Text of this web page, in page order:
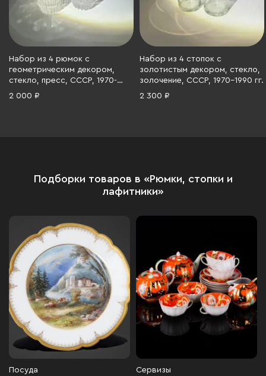
Набор из 4 рюмок с
геометрическим декором,
стекло, пресс, СССР, 1970-
1990 гг.
2 000 ₽
Набор из 4 стопок с
золотистым декором, стекло,
золочение, СССР, 1970-1990 гг.
2 300 ₽
Подборки товаров в «Рюмки, стопки и
лафитники»
Посуда Сервизы